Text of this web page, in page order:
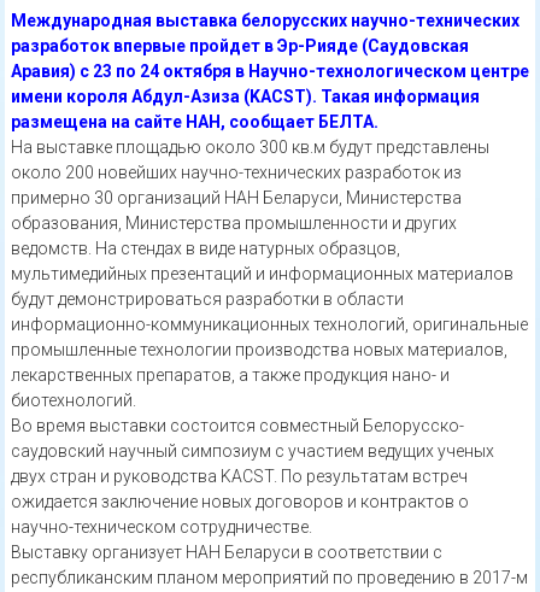
Международная выставка белорусских научно-технических
разработок впервые пройдет в Эр-Рияде (Саудовская
Аравия) с 23 по 24 октября в Научно-технологическом центре
имени короля Абдул-Азиза (KACST). Такая информация
размещена на сайте НАН, сообщает БЕЛТА.
На выставке площадью около 300 кв.м будут представлены
около 200 новейших научно-технических разработок из
примерно 30 организаций НАН Беларуси, Министерства
образования, Министерства промышленности и других
ведомств. На стендах в виде натурных образцов,
мультимедийных презентаций и информационных материалов
будут демонстрироваться разработки в области
информационно-коммуникационных технологий, оригинальные
промышленные технологии производства новых материалов,
лекарственных препаратов, а также продукция нано- и
биотехнологий.
Во время выставки состоится совместный Белорусско-
саудовский научный симпозиум с участием ведущих ученых
двух стран и руководства KACST. По результатам встреч
ожидается заключение новых договоров и контрактов о
научно-техническом сотрудничестве.
Выставку организует НАН Беларуси в соответствии с
республиканским планом мероприятий по проведению в 2017-м